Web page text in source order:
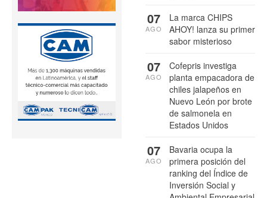
La marca CHIPS
AHOY! lanza su primer
sabor misterioso
07
AGO
Cofepris investiga
planta empacadora de
chiles jalapeños en
Nuevo León por brote
de salmonela en
Estados Unidos
07
AGO
Bavaria ocupa la
primera posición del
ranking del Índice de
Inversión Social y
07
AGO